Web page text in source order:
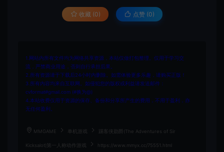
收藏 (0) 点赞 (0)
1.网站内所有文件均为网络共享资源，本站仅做打包整理。仅用于学习交
流，严禁商业用途，否则自行承担后果。
2.所有资源请于下载后24小时内删除。如需体验更多乐趣，请购买正版！
3.所有内容均来自互联网。如侵犯您的版权或利益请发送邮件：
cvformat#gmail.com (#换为@)
4.本站收费仅用于资源的保存、备份和分享所产生的费用，不用于盈利，亦
无任何盈利。
MMGAME 单机游戏 踢客侠勋爵(The Adventures of Sir
Kicksalot)第一人称动作游戏 https://www.mmyx.cc/75551.html